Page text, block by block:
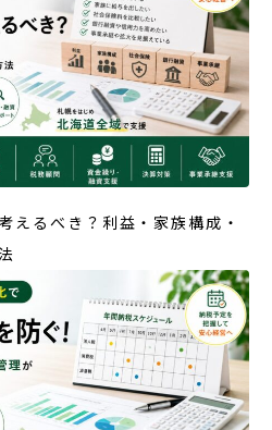
えるべき？利益・家族構成・